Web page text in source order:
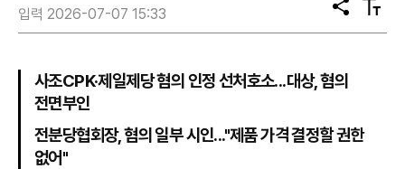
입력 2026-07-07 15:33
공
유
텍
스
사조CPK·제일제당 혐의 인정 선처호소...대상, 혐의
전면부인
전분당협회장, 혐의 일부 시인..."제품 가격 결정할 권한
없어"